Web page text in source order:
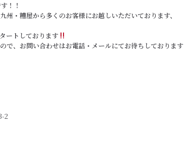
！！
州・糟屋から多くのお客様にお越しいただいております、
ートしております
で、お問い合わせはお電話・メールにてお待ちしております
2